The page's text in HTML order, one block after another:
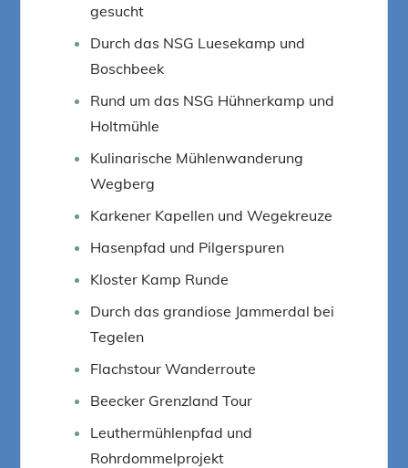
gesucht
Durch das NSG Luesekamp und
Boschbeek
Rund um das NSG Hühnerkamp und
Holtmühle
Kulinarische Mühlenwanderung
Wegberg
Karkener Kapellen und Wegekreuze
Hasenpfad und Pilgerspuren
Kloster Kamp Runde
Durch das grandiose Jammerdal bei
Tegelen
Flachstour Wanderroute
Beecker Grenzland Tour
Leuthermühlenpfad und
Rohrdommelprojekt